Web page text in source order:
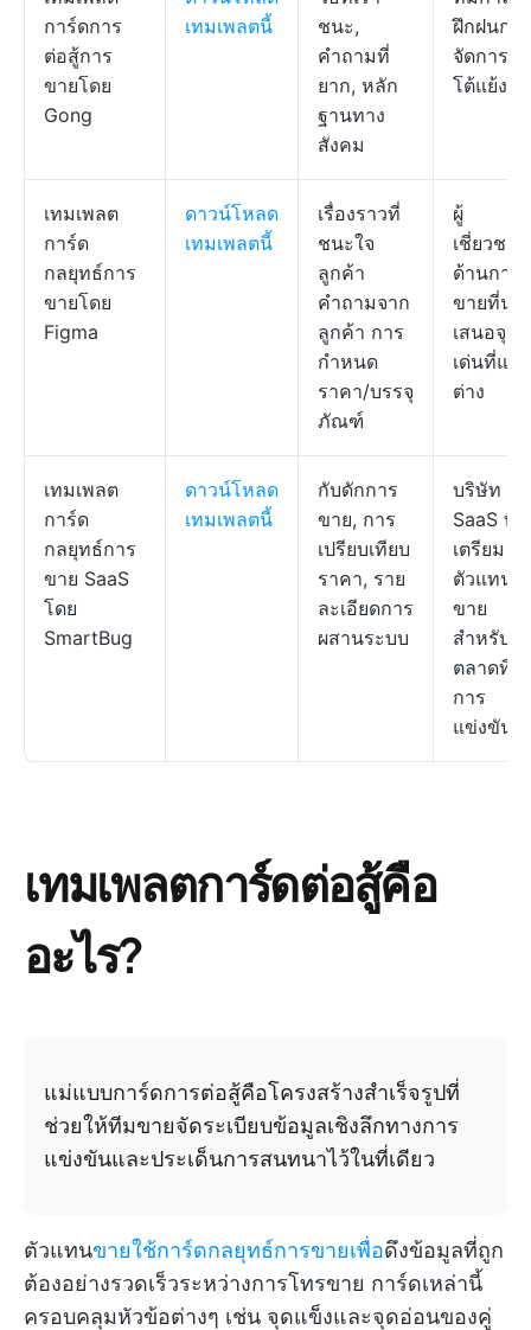
การ์ดการ
ต่อสู้การ
ขายโดย
Gong
เทมเพลตนี้
ชนะ,
คำถามที่
ยาก, หลัก
ฐานทาง
สังคม
ฝึกฝนการ
จัดการข้
โต้แย้ง
เทมเพลต
การ์ด
กลยุทธ์การ
ขายโดย
Figma
ดาวน์โหลด
เทมเพลตนี้
เรื่องราวที่
ชนะใจ
ลูกค้า
คำถามจาก
ลูกค้า การ
กำหนด
ราคา/บรรจุ
ภัณฑ์
ผู้
เชี่ยวชา
ด้านการ
ขายที่นำ
เสนอจุด
เด่นที่แตก
ต่าง
เทมเพลต
การ์ด
กลยุทธ์การ
ขาย SaaS
โดย
SmartBug
ดาวน์โหลด
เทมเพลตนี้
กับดักการ
ขาย, การ
เปรียบเทียบ
ราคา, ราย
ละเอียดการ
ผสานระบบ
บริษัท
SaaS ที่
เตรียม
ตัวแทน
ขาย
สำหรับ
ตลาดที่มี
การ
แข่งขันสู
เทมเพลตการ์ดต่อสู้คือ
อะไร?
แม่แบบการ์ดการต่อสู้คือโครงสร้างสำเร็จรูปที่
ช่วยให้ทีมขายจัดระเบียบข้อมูลเชิงลึกทางการ
แข่งขันและประเด็นการสนทนาไว้ในที่เดียว
ตัวแทนขายใช้การ์ดกลยุทธ์การขายเพื่อดึงข้อมูลที่ถูก
ต้องอย่างรวดเร็วระหว่างการโทรขาย การ์ดเหล่านี้
ครอบคลุมหัวข้อต่างๆ เช่น จุดแข็งและจุดอ่อนของคู่